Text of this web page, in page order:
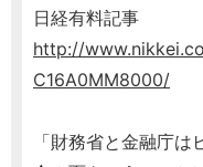
日経有料記事
http://
C16A0MM8000/
「財務省と金融庁